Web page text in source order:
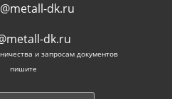
dk.ru
dk.ru
и запросам документов
пишите